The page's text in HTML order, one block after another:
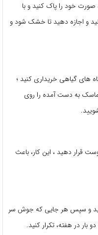
کنید.ابتدا، صورت خود را پاک کنید و با
و اجازه دهید تا خشک شود و
های گیاهی خریداری کنید ؛
به دست آمده را روی
قرار دهید ، این کار، باعث
و سپس هر جایی که جوش سر
بار در هفته، تکرار کنید.